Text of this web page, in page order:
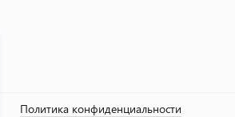
Политика конфиденциальности